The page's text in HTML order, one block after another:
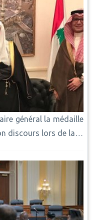
général la médaille
discours lors de la…